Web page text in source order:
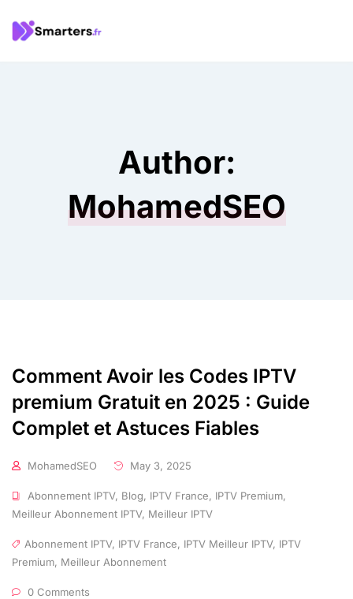
Author:
MohamedSEO
Comment Avoir les Codes IPTV
premium Gratuit en 2025 : Guide
Complet et Astuces Fiables
MohamedSEO May 3, 2025
Abonnement IPTV, Blog, IPTV France, IPTV Premium,
Meilleur Abonnement IPTV, Meilleur IPTV
Abonnement IPTV, IPTV France, IPTV Meilleur IPTV, IPTV
Premium, Meilleur Abonnement
0 Comments